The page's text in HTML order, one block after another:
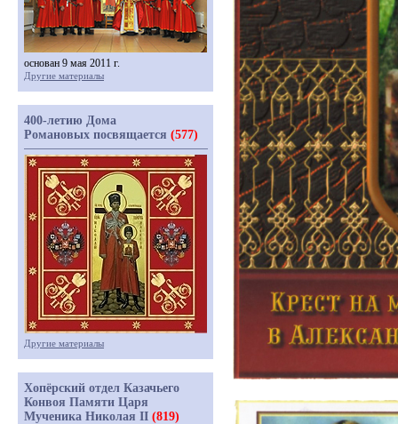
основан 9 мая 2011 г.
Другие материалы
400-летию Дома
Романовых посвящается (577)
Другие материалы
Хопёрский отдел Казачьего
Конвоя Памяти Царя
Мученика Николая II (819)